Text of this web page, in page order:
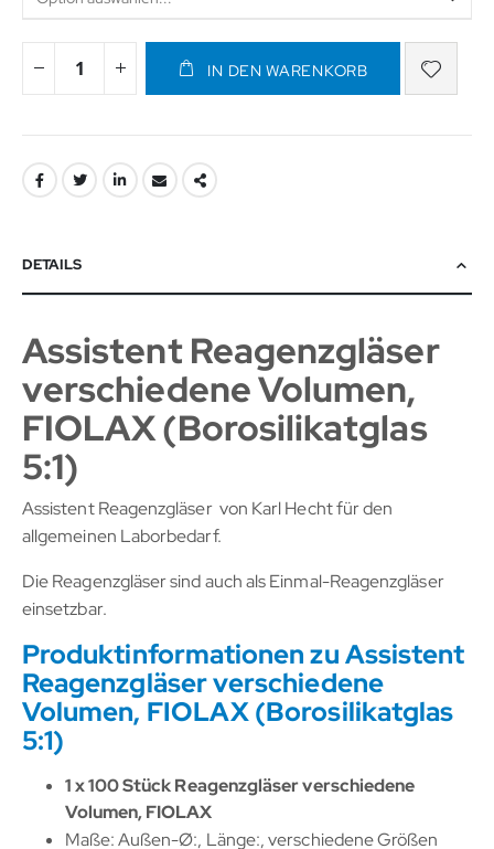
IN DEN WARENKORB
DETAILS
Assistent Reagenzgläser
verschiedene Volumen,
FIOLAX (Borosilikatglas
5:1)
Assistent Reagenzgläser von Karl Hecht für den
allgemeinen Laborbedarf.
Die Reagenzgläser sind auch als Einmal-Reagenzgläser
einsetzbar.
Produktinformationen zu Assistent
Reagenzgläser verschiedene
Volumen, FIOLAX (Borosilikatglas
5:1)
1 x 100 Stück Reagenzgläser verschiedene
Volumen, FIOLAX
Maße: Außen-Ø:, Länge:, verschiedene Größen